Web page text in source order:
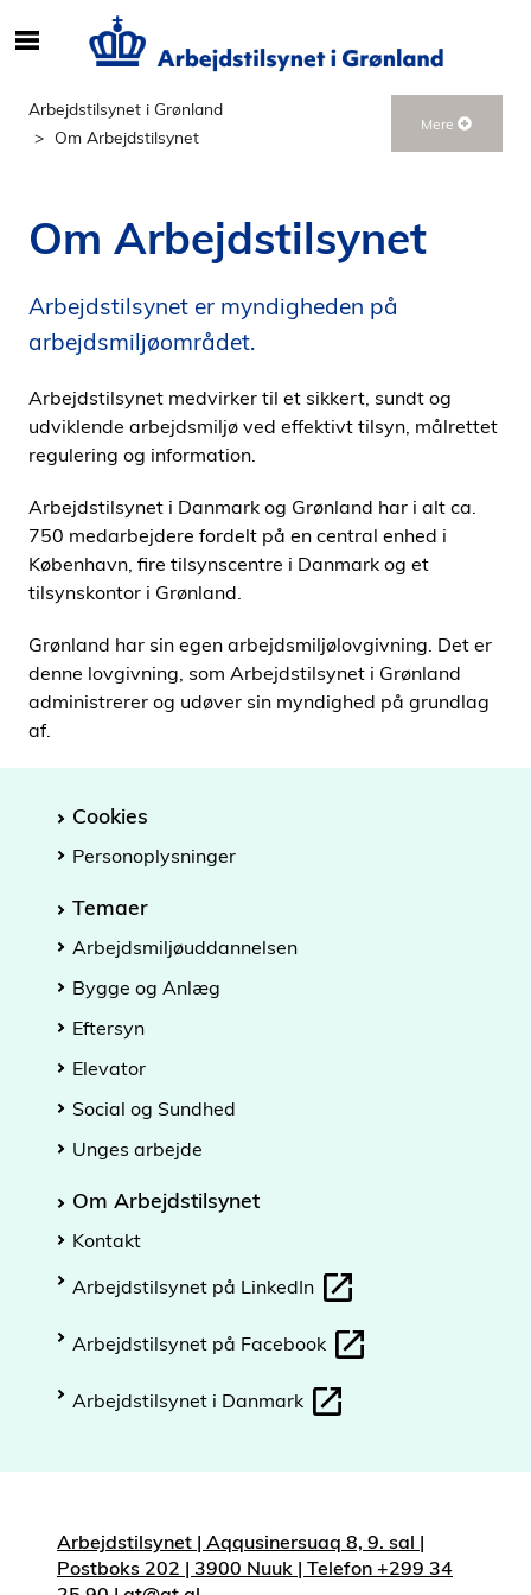
e
r
n
h
l
d
p
å
s
i
e
n
Arbejdstilsynet i Grønland
Om Arbejdstilsynet
Mere
Om Arbejdstilsynet
Arbejdstilsynet er myndigheden på
arbejdsmiljøområdet.
Arbejdstilsynet medvirker til et sikkert, sundt og
udviklende arbejdsmiljø ved effektivt tilsyn, målrettet
regulering og information.
Arbejdstilsynet i Danmark og Grønland har i alt ca.
750 medarbejdere fordelt på en central enhed i
København, fire tilsynscentre i Danmark og et
tilsynskontor i Grønland.
Grønland har sin egen arbejdsmiljølovgivning. Det er
denne lovgivning, som Arbejdstilsynet i Grønland
administrerer og udøver sin myndighed på grundlag
af.
Cookies
Personoplysninger
Temaer
Arbejdsmiljøuddannelsen
Bygge og Anlæg
Eftersyn
Elevator
Social og Sundhed
Unges arbejde
Om Arbejdstilsynet
Kontakt
Arbejdstilsynet på LinkedIn
Arbejdstilsynet på Facebook
Arbejdstilsynet i Danmark
Arbejdstilsynet | Aqqusinersuaq 8, 9. sal |
Postboks 202 | 3900 Nuuk | Telefon +299 34